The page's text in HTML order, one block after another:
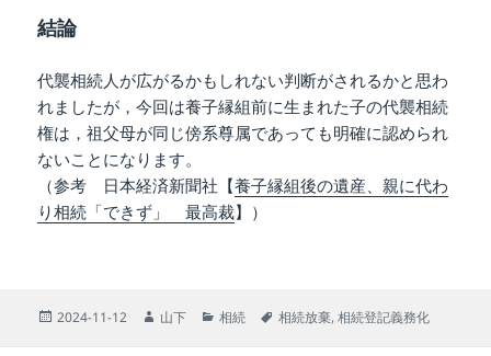
結論
代襲相続人が広がるかもしれない判断がされるかと思わ
れましたが，今回は養子縁組前に生まれた子の代襲相続
権は，祖父母が同じ傍系尊属であっても明確に認められ
ないことになります。
（参考 日本経済新聞社【養子縁組後の遺産、親に代わ
り相続「できず」 最高裁】）
投
2024-11-12
作
山下
カ
相続
タ
相続放棄,相続登記義務化